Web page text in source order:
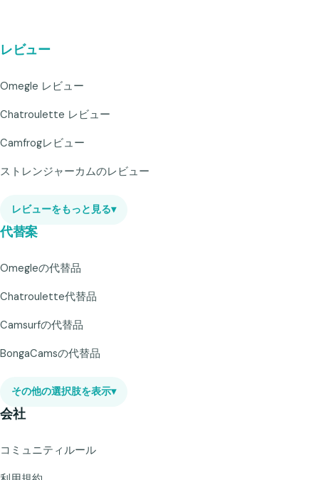
レビュー
Omegle レビュー
Chatroulette レビュー
Camfrogレビュー
ストレンジャーカムのレビュー
レビューをもっと見る▾
代替案
Omegleの代替品
Chatroulette代替品
Camsurfの代替品
BongaCamsの代替品
その他の選択肢を表示▾
会社
コミュニティルール